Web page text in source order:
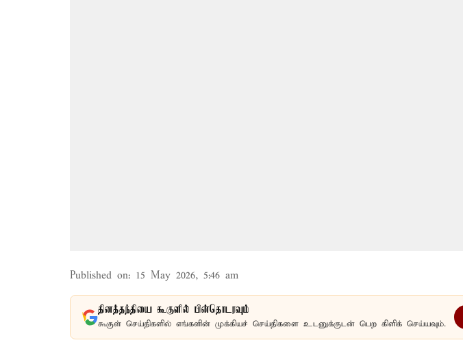
Published on: 15 May 2026, 5:46 am
தினத்தந்தியை கூகுளில் பின்தொடரவும்
கூகுள் செய்திகளில் எங்களின் முக்கியச் செய்திகளை உடனுக்குடன் பெற கிளிக் செய்யவும்.